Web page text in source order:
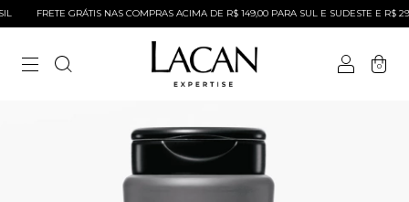
FRETE GRÁTIS NAS COMPRAS ACIMA DE R$ 149,00 PARA SUL E SUDESTE E R$
0